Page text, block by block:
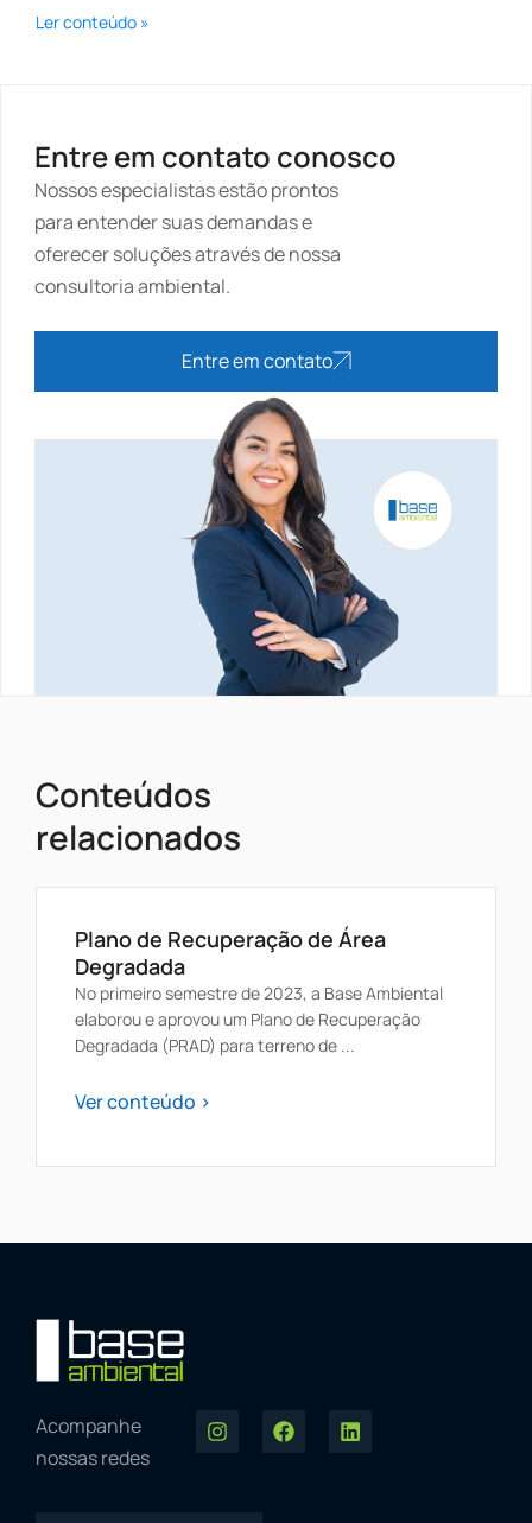
Ler conteúdo »
Entre em contato conosco
Nossos especialistas estão prontos
para entender suas demandas e
oferecer soluções através de nossa
consultoria ambiental.
Entre em contato
Conteúdos
relacionados
Plano de Recuperação de Área
Degradada
No primeiro semestre de 2023, a Base Ambiental
elaborou e aprovou um Plano de Recuperação
Degradada (PRAD) para terreno de ...
Ver conteúdo >
Acompanhe
nossas redes